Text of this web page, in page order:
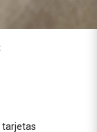
tarjetas